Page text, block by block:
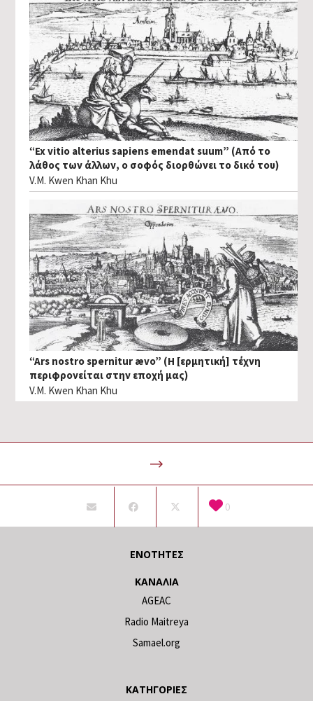
“Ex vitio alterius sapiens emendat suum” (Από το
λάθος των άλλων, ο σοφός διορθώνει το δικό του)
V.M. Kwen Khan Khu
“Ars nostro spernitur ævo” (Η [ερμητική] τέχνη
περιφρονείται στην εποχή μας)
V.M. Kwen Khan Khu
0
ΕΝΌΤΗΤΕΣ
ΚΑΝΆΛΙΑ
AGEAC
Radio Maitreya
Samael.org
ΚΑΤΗΓΟΡΊΕΣ